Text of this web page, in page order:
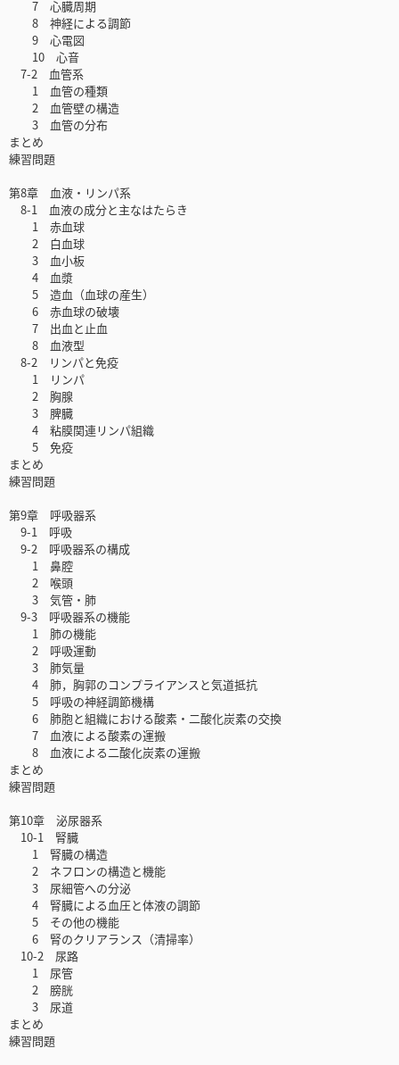
7 心臓周期
8 神経による調節
9 心電図
10 心音
7-2 血管系
1 血管の種類
2 血管壁の構造
3 血管の分布
まとめ
練習問題
第8章 血液・リンパ系
8-1 血液の成分と主なはたらき
1 赤血球
2 白血球
3 血小板
4 血漿
5 造血（血球の産生）
6 赤血球の破壊
7 出血と止血
8 血液型
8-2 リンパと免疫
1 リンパ
2 胸腺
3 脾臓
4 粘膜関連リンパ組織
5 免疫
まとめ
練習問題
第9章 呼吸器系
9-1 呼吸
9-2 呼吸器系の構成
1 鼻腔
2 喉頭
3 気管・肺
9-3 呼吸器系の機能
1 肺の機能
2 呼吸運動
3 肺気量
4 肺，胸郭のコンプライアンスと気道抵抗
5 呼吸の神経調節機構
6 肺胞と組織における酸素・二酸化炭素の交換
7 血液による酸素の運搬
8 血液による二酸化炭素の運搬
まとめ
練習問題
第10章 泌尿器系
10-1 腎臓
1 腎臓の構造
2 ネフロンの構造と機能
3 尿細管への分泌
4 腎臓による血圧と体液の調節
5 その他の機能
6 腎のクリアランス（清掃率）
10-2 尿路
1 尿管
2 膀胱
3 尿道
まとめ
練習問題